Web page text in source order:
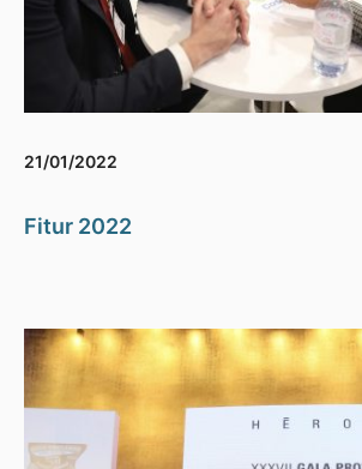
21/01/2022
Fitur 2022